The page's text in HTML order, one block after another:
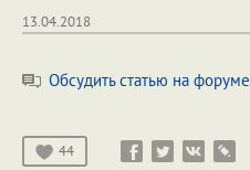
13.04.2018
Обсудить статью на форуме
44